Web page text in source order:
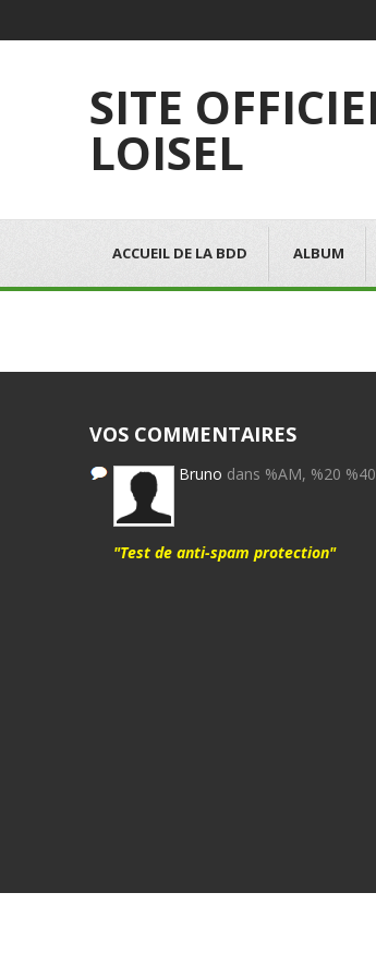
SITE
LOISEL
ACCUEIL DE LA BDD ALBUM
VOS COMMENTAIRES
Bruno dans %AM, %20
"Test de anti-spam protection"